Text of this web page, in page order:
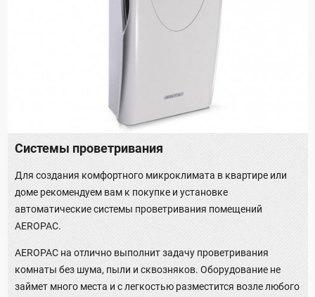
Системы проветривания
Для создания комфортного микроклимата в квартире или
доме рекомендуем вам к покупке и установке
автоматические системы проветривания помещений
AEROPAC.
AEROPAC на отлично выполнит задачу проветривания
комнаты без шума, пыли и сквозняков. Оборудование не
займет много места и с легкостью разместится возле любого